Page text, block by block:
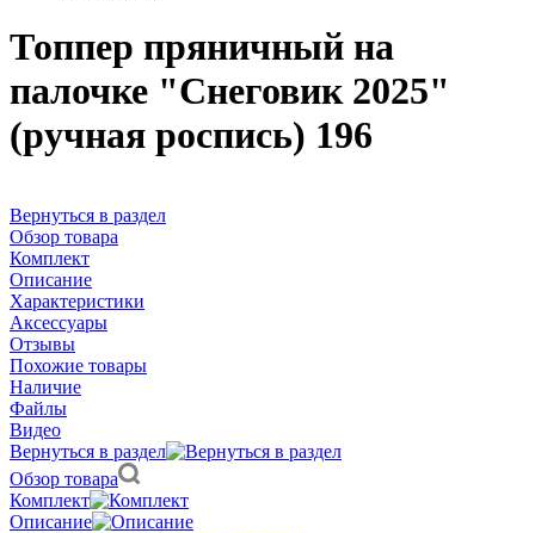
Топпер пряничный на
палочке "Снеговик 2025"
(ручная роспись) 196
Вернуться в раздел
Обзор товара
Комплект
Описание
Характеристики
Аксессуары
Отзывы
Похожие товары
Наличие
Файлы
Видео
Вернуться в раздел
Обзор товара
Комплект
Описание